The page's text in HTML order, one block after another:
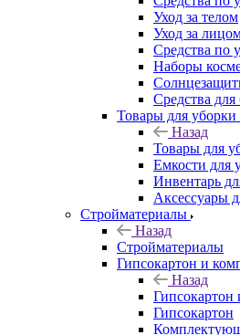
Уход за телом
Уход за
Средства по
Наборы
Средства для
Товары для уборки
Назад
Товары для
Емкости для
Инвентарь
Аксессуары
Стройматериалы
Назад
Стройматериалы
Гипсокартон и
Назад
Гипсокартон